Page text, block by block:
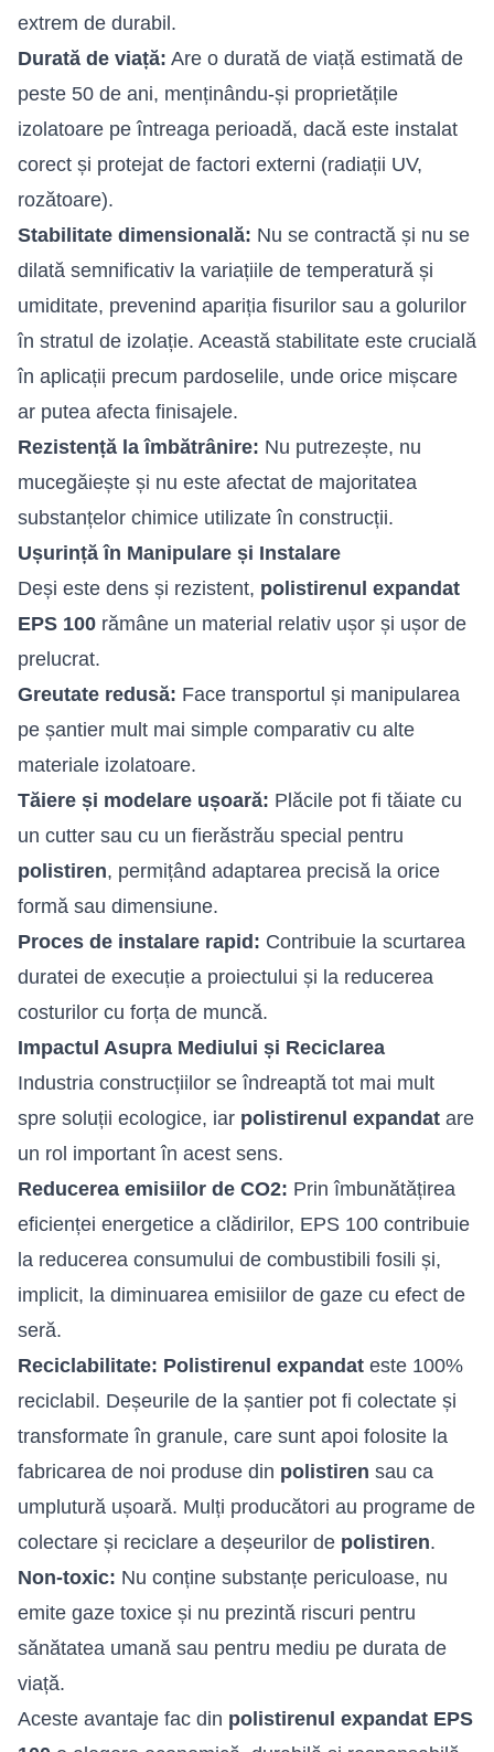
extrem de durabil.
Durată de viață: Are o durată de viață estimată de
peste 50 de ani, menținându-și proprietățile
izolatoare pe întreaga perioadă, dacă este instalat
corect și protejat de factori externi (radiații UV,
rozătoare).
Stabilitate dimensională: Nu se contractă și nu se
dilată semnificativ la variațiile de temperatură și
umiditate, prevenind apariția fisurilor sau a golurilor
în stratul de izolație. Această stabilitate este crucială
în aplicații precum pardoselile, unde orice mișcare
ar putea afecta finisajele.
Rezistență la îmbătrânire: Nu putrezește, nu
mucegăiește și nu este afectat de majoritatea
substanțelor chimice utilizate în construcții.
Ușurință în Manipulare și Instalare
Deși este dens și rezistent, polistirenul expandat
EPS 100 rămâne un material relativ ușor și ușor de
prelucrat.
Greutate redusă: Face transportul și manipularea
pe șantier mult mai simple comparativ cu alte
materiale izolatoare.
Tăiere și modelare ușoară: Plăcile pot fi tăiate cu
un cutter sau cu un fierăstrău special pentru
polistiren, permițând adaptarea precisă la orice
formă sau dimensiune.
Proces de instalare rapid: Contribuie la scurtarea
duratei de execuție a proiectului și la reducerea
costurilor cu forța de muncă.
Impactul Asupra Mediului și Reciclarea
Industria construcțiilor se îndreaptă tot mai mult
spre soluții ecologice, iar polistirenul expandat are
un rol important în acest sens.
Reducerea emisiilor de CO2: Prin îmbunătățirea
eficienței energetice a clădirilor, EPS 100 contribuie
la reducerea consumului de combustibili fosili și,
implicit, la diminuarea emisiilor de gaze cu efect de
seră.
Reciclabilitate: Polistirenul expandat este 100%
reciclabil. Deșeurile de la șantier pot fi colectate și
transformate în granule, care sunt apoi folosite la
fabricarea de noi produse din polistiren sau ca
umplutură ușoară. Mulți producători au programe de
colectare și reciclare a deșeurilor de polistiren.
Non-toxic: Nu conține substanțe periculoase, nu
emite gaze toxice și nu prezintă riscuri pentru
sănătatea umană sau pentru mediu pe durata de
viață.
Aceste avantaje fac din polistirenul expandat EPS